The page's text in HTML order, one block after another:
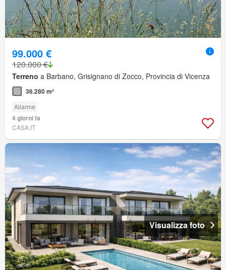
99.000 €
120.000 €
Terreno a Barbano, Grisignano di Zocco, Provincia di Vicenza
36.280 m²
Allarme
4 giorni fa
CASA.IT
Visualizza foto